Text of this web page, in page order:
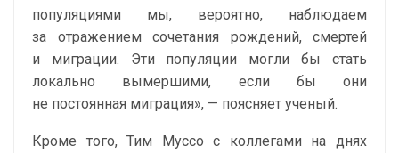
популяциями мы, вероятно, наблюдаем
за отражением сочетания рождений, смертей
и миграции. Эти популяции могли бы стать
локально вымершими, если бы они
не постоянная миграция», — поясняет ученый.
Кроме того, Тим Муссо с коллегами на днях